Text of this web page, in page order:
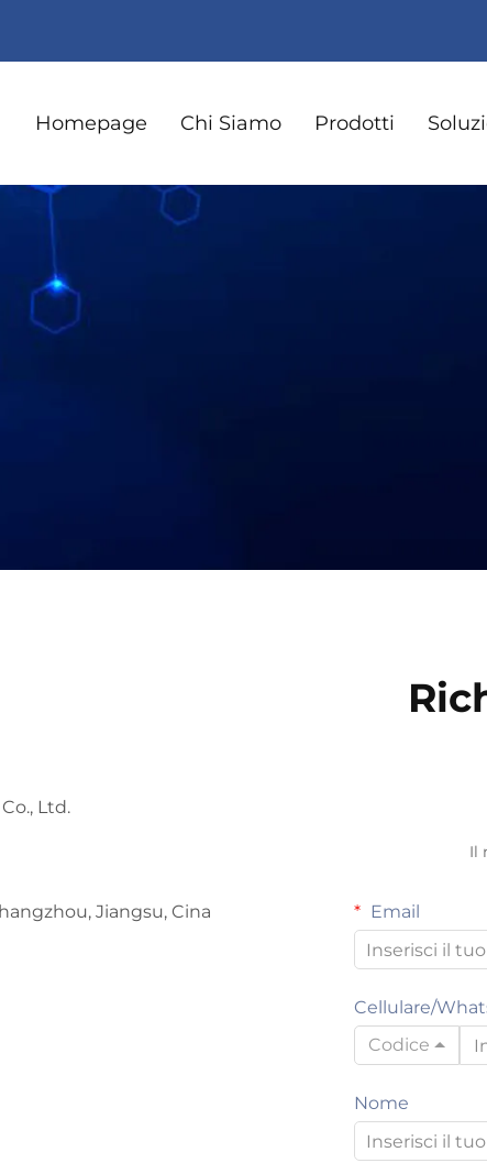
Homepage Chi Siamo Prodotti
Ltd.
Jiangsu, Cina
Il
Email
Cellulare/
Codice
Nome